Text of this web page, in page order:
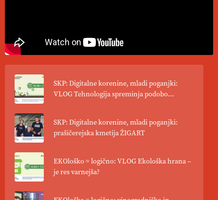
SKP: Digitalne korenine, mladi poganjki:
VLOG Tehnologija spreminja podobo
SKP: Digitalne korenine, mladi poganjki:
prašičerejska kmetija ŽIGART
EKOloško = logično: VLOG Ekološka hrana –
je res varnejša?